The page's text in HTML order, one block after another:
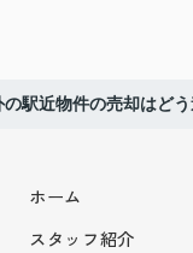
の駅近物件の売却はど
ホーム
スタッフ紹介